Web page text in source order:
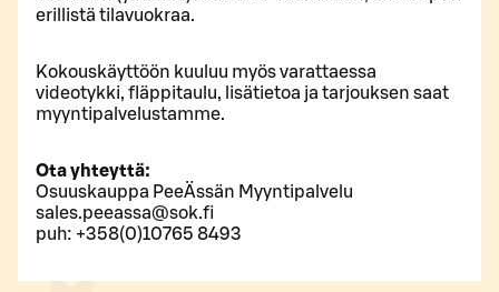
erillistä tilavuokraa.
Kokouskäyttöön kuuluu myös varattaessa
videotykki, fläppitaulu, lisätietoa ja tarjouksen saat
myyntipalvelustamme.
Ota yhteyttä:
Osuuskauppa PeeÄssän Myyntipalvelu
sales.peeassa@sok.fi
puh: +358(0)10765 8493